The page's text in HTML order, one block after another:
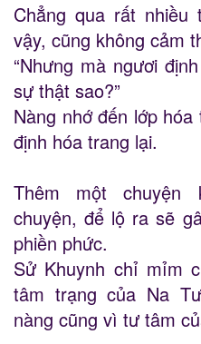
Chẳng qua rất nhiều
vậy, cũng không cảm
“Nhưng mà ngươi
sự thật sao?”
Nàng nhớ đến lớp
định hóa trang lại.
Thêm một chuyện
chuyện, để lộ ra sẽ
phiền phức.
Sử Khuynh chỉ mỉm
tâm trạng của Na
nàng cũng vì tư tâm